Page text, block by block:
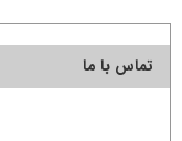
تماس با ما